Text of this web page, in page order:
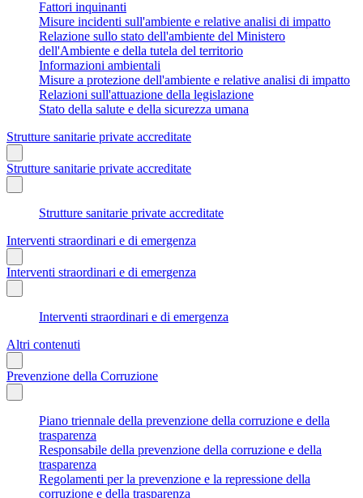
Fattori inquinanti
Misure incidenti sull'ambiente e relative analisi di impatto
Relazione sullo stato dell'ambiente del Ministero
dell'Ambiente e della tutela del territorio
Informazioni ambientali
Misure a protezione dell'ambiente e relative analisi di impatto
Relazioni sull'attuazione della legislazione
Stato della salute e della sicurezza umana
Strutture sanitarie private accreditate
Strutture sanitarie private accreditate
Strutture sanitarie private accreditate
Interventi straordinari e di emergenza
Interventi straordinari e di emergenza
Interventi straordinari e di emergenza
Altri contenuti
Prevenzione della Corruzione
Piano triennale della prevenzione della corruzione e della
trasparenza
Responsabile della prevenzione della corruzione e della
trasparenza
Regolamenti per la prevenzione e la repressione della
corruzione e della trasparenza